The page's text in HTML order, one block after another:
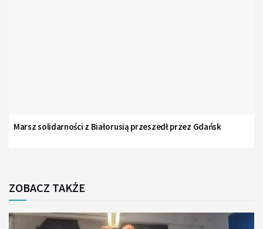
Marsz solidarności z Białorusią przeszedł przez Gdańsk
ZOBACZ TAKŻE